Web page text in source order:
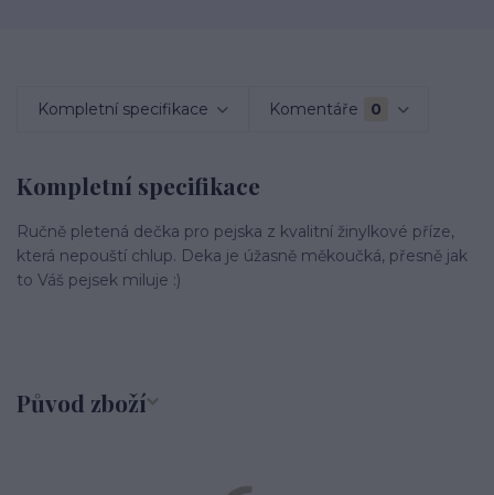
Kompletní specifikace Komentáře 0
Kompletní specifikace
Ručně pletená dečka pro pejska z kvalitní žinylkové příze,
která nepouští chlup. Deka je úžasně měkoučká, přesně jak
to Váš pejsek miluje :)
Původ zboží